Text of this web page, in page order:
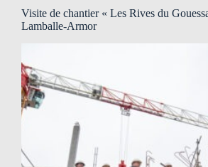
Visite de chantier « Les Rives du
Lamballe-Armor